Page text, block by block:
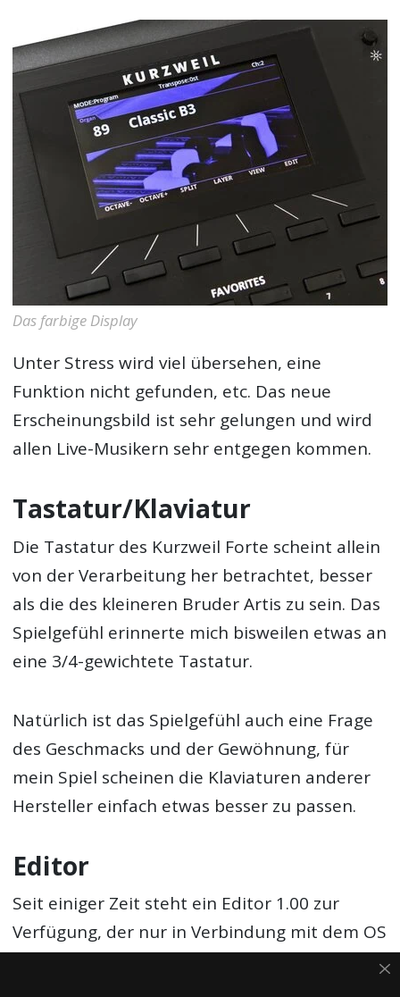
Das farbige Display
Unter Stress wird viel übersehen, eine
Funktion nicht gefunden, etc. Das neue
Erscheinungsbild ist sehr gelungen und wird
allen Live-Musikern sehr entgegen kommen.
Tastatur/Klaviatur
Die Tastatur des Kurzweil Forte scheint allein
von der Verarbeitung her betrachtet, besser
als die des kleineren Bruder Artis zu sein. Das
Spielgefühl erinnerte mich bisweilen etwas an
eine 3/4-gewichtete Tastatur.
Natürlich ist das Spielgefühl auch eine Frage
des Geschmacks und der Gewöhnung, für
mein Spiel scheinen die Klaviaturen anderer
Hersteller einfach etwas besser zu passen.
Editor
Seit einiger Zeit steht ein Editor 1.00 zur
Verfügung, der nur in Verbindung mit dem OS